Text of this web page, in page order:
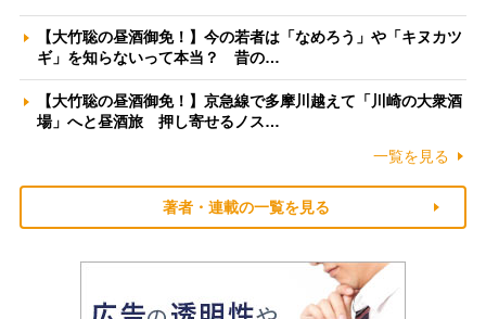
【大竹聡の昼酒御免！】今の若者は「なめろう」や「キヌカツ
ギ」を知らないって本当？ 昔の…
【大竹聡の昼酒御免！】京急線で多摩川越えて「川崎の大衆酒
場」へと昼酒旅 押し寄せるノス…
一覧を見る
著者・連載の一覧を見る